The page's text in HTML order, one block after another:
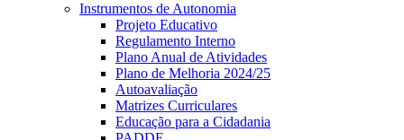
Instrumentos de Autonomia
Projeto Educativo
Regulamento Interno
Plano Anual de Atividades
Plano de Melhoria 2024/25
Autoavaliação
Matrizes Curriculares
Educação para a Cidadania